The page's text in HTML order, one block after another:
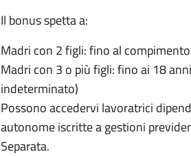
Il bonus spetta a:
Madri con 2 figli: fino al
Madri con 3 o più figli: fino ai 18
indeterminato)
Possono accedervi lavoratrici
autonome iscritte a gestioni
Separata.